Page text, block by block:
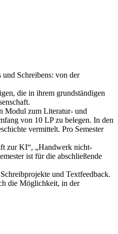
und Schreibens: von der
die in ihrem grundständigen
Modul zum Literatur- und
von 10 LP zu belegen. In den
vermittelt. Pro Semester
zur KI“, „Handwerk nicht-
ist für die abschließende
und Textfeedback.
die Möglichkeit, in der